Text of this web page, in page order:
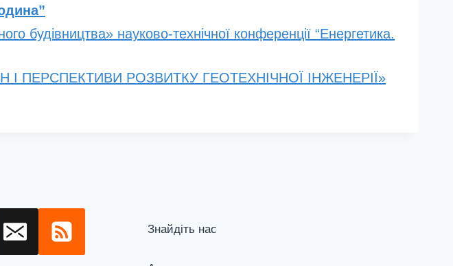
будівництва» науково-технічної конференції “Енергетика.
І ПЕРСПЕКТИВИ РОЗВИТКУ ГЕОТЕХНІЧНОЇ ІНЖЕНЕРІЇ»
Знайдіть нас